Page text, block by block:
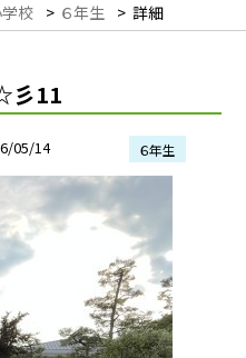
校 > ６年生 > 詳細
彡11
05/14 ６年生